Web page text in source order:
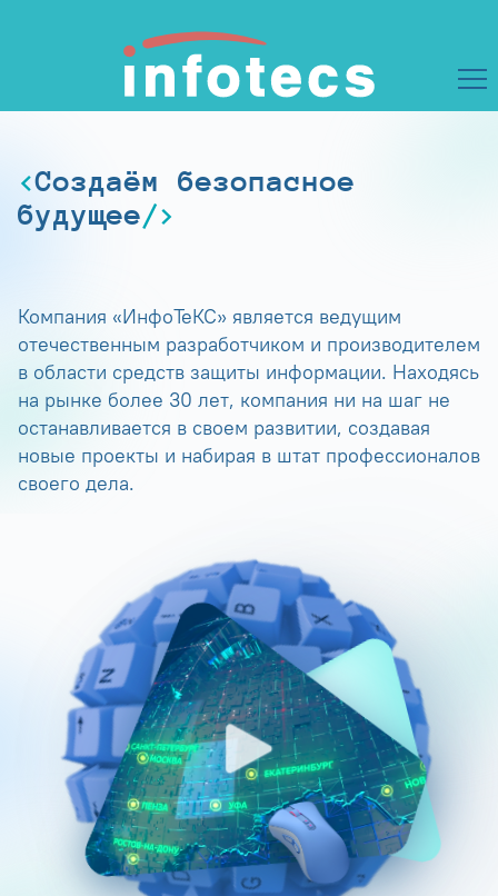
Создаём безопасное
будущее
Компания «ИнфоТеКС» является ведущим
отечественным разработчиком и производителем
в области средств защиты информации. Находясь
на рынке более 30 лет, компания ни на шаг не
останавливается в своем развитии, создавая
новые проекты и набирая в штат профессионалов
своего дела.